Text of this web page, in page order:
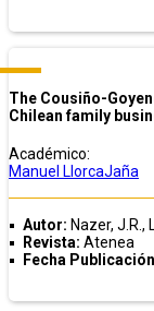
The Cousiño-
Chilean family
Académico:
Manuel LlorcaJaña
Autor: Nazer,
Revista: Atenea
Fecha